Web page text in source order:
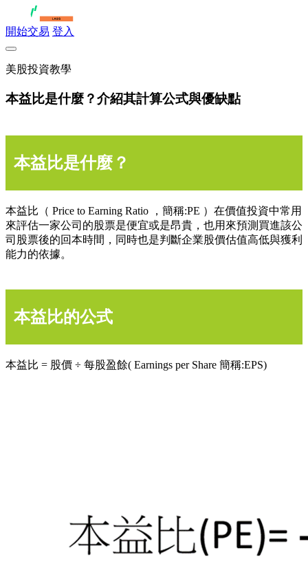
開始交易 登入
美股投資教學
本益比是什麼？介紹其計算公式與優缺點
本益比是什麼？
本益比（ Price to Earning Ratio ，簡稱:PE ）在價值投資中常用
來評估一家公司的股票是便宜或是昂貴，也用來預測買進該公
司股票後的回本時間，同時也是判斷企業股價估值高低與獲利
能力的依據。
本益比的公式
本益比 = 股價 ÷ 每股盈餘( Earnings per Share 簡稱:EPS)